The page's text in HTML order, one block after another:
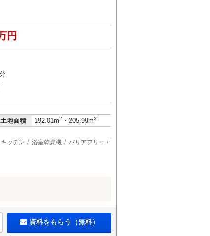
円
土地面積 192.01m2 ・205.99m2
ッチン 浴室乾燥機 バリアフリー
資料をもらう（無料）